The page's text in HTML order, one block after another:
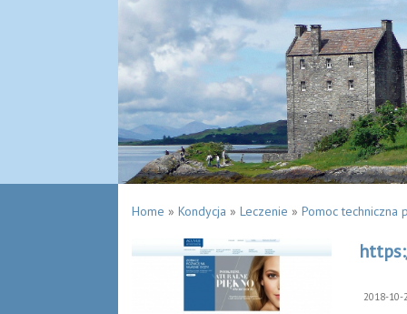
Home » Kondycja » Leczenie » Pomoc techniczna
2018-10-